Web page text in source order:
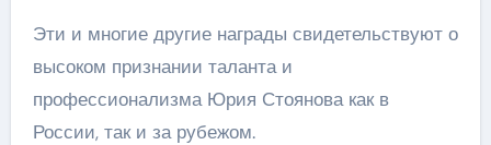
Эти и многие другие награды свидетельствуют о
высоком признании таланта и
профессионализма Юрия Стоянова как в
России, так и за рубежом.